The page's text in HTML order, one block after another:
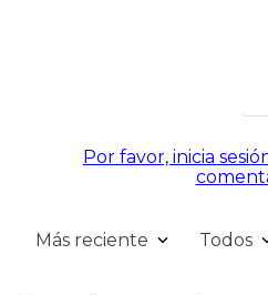
Por favor, inicia
Más reciente Todos